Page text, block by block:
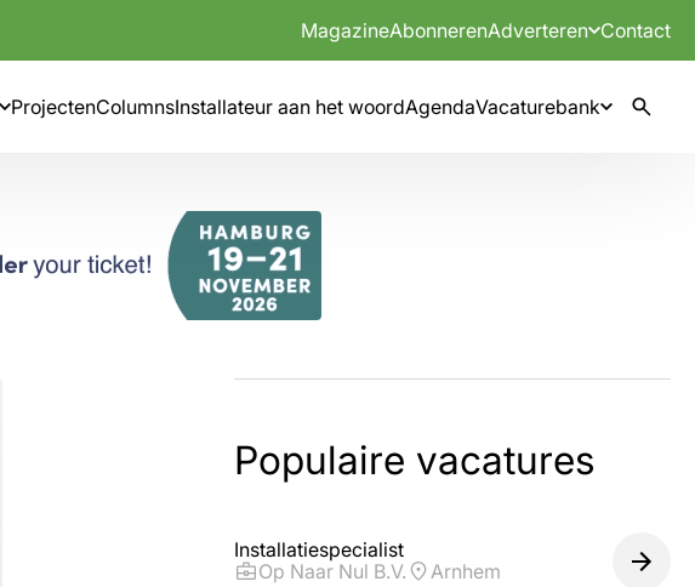
MagazineAbonnerenAdverteren Contact
ProjectenColumnsInstallateur aan het woordAgendaVacaturebank
Populaire vacatures
Installatiespecialist
Op Naar Nul B.V.
Arnhem